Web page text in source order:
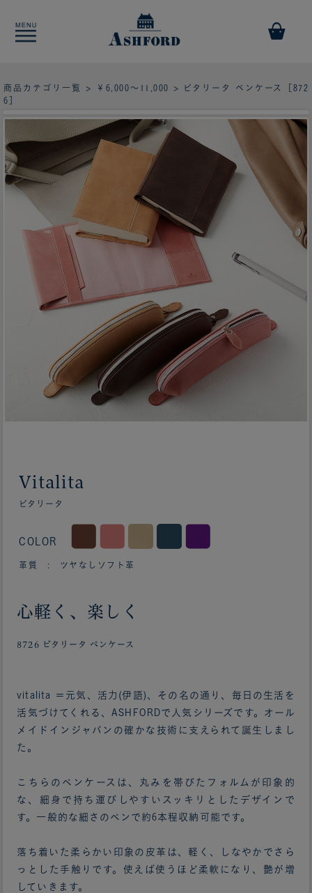
商品カテゴリ一覧 > ￥6,000～11,000
> ビタリータ ペンケース［872
6］
Vitalita
ビタリータ
COLOR
革質 : ツヤなしソフト革
心軽く、楽しく
8726 ビタリータ ペンケース
vitalita ＝元気、活力(伊語)、その名の通り、毎日の生活を
活気づけてくれる、ASHFORDで人気シリーズです。オール
メイドインジャパンの確かな技術に支えられて誕生しまし
た。
こちらのペンケースは、丸みを帯びたフォルムが印象的
な、細身で持ち運びしやすいスッキリとしたデザインで
す。一般的な細さのペンで約6本程収納可能です。
落ち着いた柔らかい印象の皮革は、軽く、しなやかでさら
っとした手触りです。使えば使うほど柔軟になり、艶が増
していきます。